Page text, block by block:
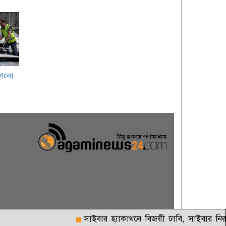
অল্পের জন্য প্রানে বেঁচে
দল
ইসলামী ব্যাংক
সাইবার হ্যাকাথনে বিজয়ী ঢাবি, সাইবার